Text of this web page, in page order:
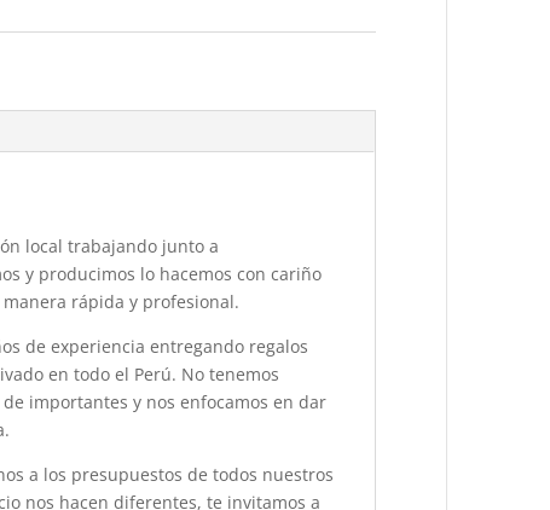
local trabajando junto a
y producimos lo hacemos con cariño
rápida y profesional.
de experiencia entregando regalos
en todo el Perú. No tenemos
importantes y nos enfocamos en dar
a los presupuestos de todos nuestros
nos hacen diferentes, te invitamos a